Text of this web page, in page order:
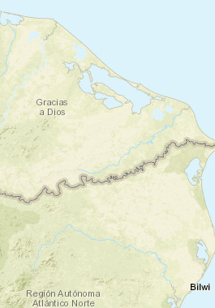
le volcan Arenal
- Parc national
local.
suspendus » dans la
de voir les
du haut.
au deuxième lieu
de La Fortuna",
de 60 mètres (197
prendre un bain
ses eaux fraîches ou
Puis, vous vous
restaurant près de la
pour déjeuner.